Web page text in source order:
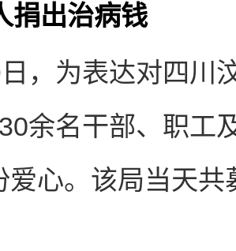
捐出治病钱
，为表达对四川
余名干部、职工
爱心。该局当天